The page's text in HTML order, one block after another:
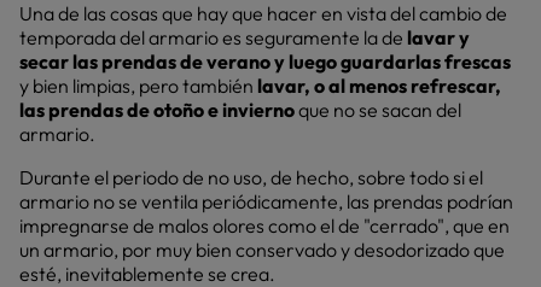
Una de las cosas que hay que hacer en vista del cambio de
temporada del armario es seguramente la de lavar y
secar las prendas de veranoy luego guardarlas frescas
y bien limpias, pero también lavar, o al menos refrescar,
las prendas de otoño e inviernoque no se sacan del
armario.
Durante el periodo de no uso, de hecho, sobre todo si el
armario no se ventila periódicamente, las prendas podrían
impregnarse de malos olores como el de "cerrado", que en
un armario, por muy bien conservado y desodorizado que
esté, inevitablemente se crea.